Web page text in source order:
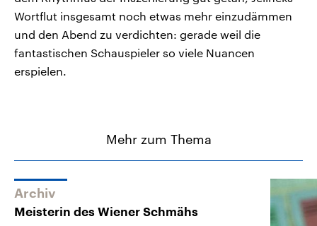
Wortflut insgesamt noch etwas mehr einzudämmen
und den Abend zu verdichten: gerade weil die
fantastischen Schauspieler so viele Nuancen
erspielen.
Mehr zum Thema
Archiv
Meisterin des Wiener Schmähs